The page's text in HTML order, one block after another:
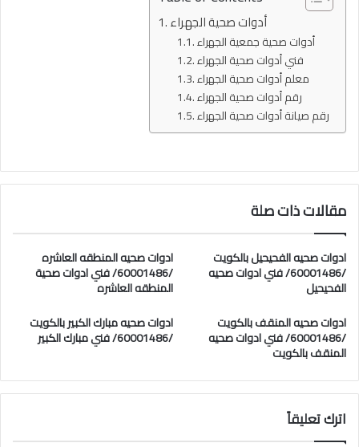
أدوات صحية الجهراء
أدوات صحية جمعية الجهراء
فني أدوات صحية الجهراء
معلم أدوات صحية الجهراء
رقم أدوات صحية الجهراء
رقم صيانة أدوات صحية الجهراء
مقالات ذات صلة
ادوات صحيه الفحيحيل بالكويت
/60001486/ فني ادوات صحيه
الفحيحيل
ادوات صحيه المنطقه العاشره
/60001486/ فني ادوات صحية
المنطقه العاشره
ادوات صحيه المنقف بالكويت
/60001486/ فني ادوات صحيه
المنقف بالكويت
ادوات صحيه مبارك الكبير بالكويت
/60001486/ فني مبارك الكبير
اترك تعليقاً